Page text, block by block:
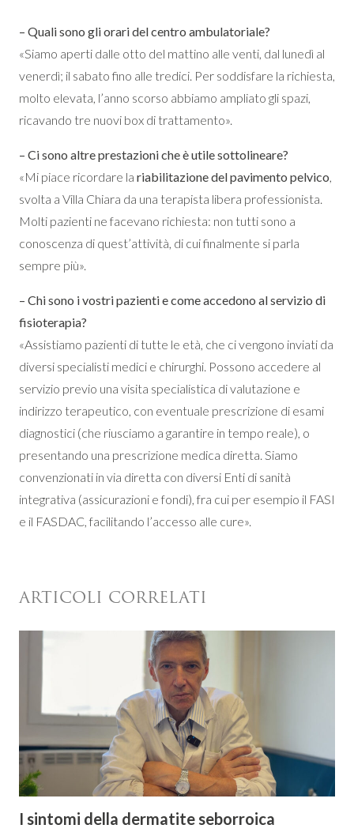
– Quali sono gli orari del centro ambulatoriale?
«Siamo aperti dalle otto del mattino alle venti, dal lunedì al
venerdì; il sabato fino alle tredici. Per soddisfare la richiesta,
molto elevata, l’anno scorso abbiamo ampliato gli spazi,
ricavando tre nuovi box di trattamento».
– Ci sono altre prestazioni che è utile sottolineare?
«Mi piace ricordare la riabilitazione del pavimento pelvico
svolta a Villa Chiara da una terapista libera professionista.
Molti pazienti ne facevano richiesta: non tutti sono a
conoscenza di quest’attività, di cui finalmente si parla
sempre più».
– Chi sono i vostri pazienti e come accedono al servizio di
fisioterapia?
«Assistiamo pazienti di tutte le età, che ci vengono inviati da
diversi specialisti medici e chirurghi. Possono accedere al
servizio previo una visita specialistica di valutazione e
indirizzo terapeutico, con eventuale prescrizione di esami
diagnostici (che riusciamo a garantire in tempo reale), o
presentando una prescrizione medica diretta. Siamo
convenzionati in via diretta con diversi Enti di sanità
integrativa (assicurazioni e fondi), fra cui per esempio il FASI
e il FASDAC, facilitando l’accesso alle cure».
ARTICOLI CORRELATI
I sintomi della dermatite seborroica